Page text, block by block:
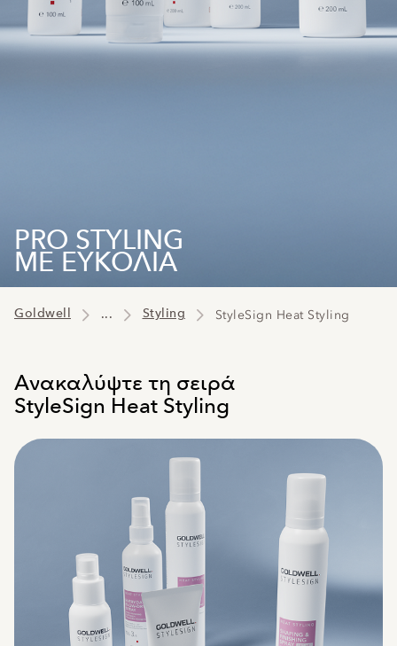
PRO STYLING
ΜΕ ΕΥΚΟΛΙΑ
Goldwell ... Styling StyleSign Heat Styling
Ανακαλύψτε τη σειρά
StyleSign Heat Styling